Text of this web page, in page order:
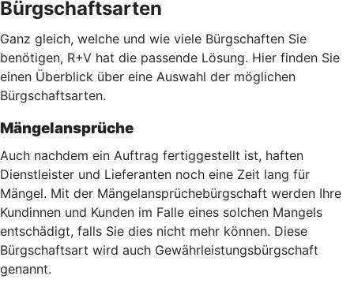
Bürgschaftsarten
Ganz gleich, welche und wie viele Bürgschaften Sie
benötigen, R+V hat die passende Lösung. Hier finden Sie
einen Überblick über eine Auswahl der möglichen
Bürgschaftsarten.
Mängelansprüche
Auch nachdem ein Auftrag fertiggestellt ist, haften
Dienstleister und Lieferanten noch eine Zeit lang für
Mängel. Mit der Mängelansprüchebürgschaft werden Ihre
Kundinnen und Kunden im Falle eines solchen Mangels
entschädigt, falls Sie dies nicht mehr können. Diese
Bürgschaftsart wird auch Gewährleistungsbürgschaft
genannt.